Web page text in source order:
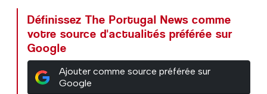
Définissez The Portugal News comme
votre source d'actualités préférée sur
Google
Ajouter comme source préférée sur
Google